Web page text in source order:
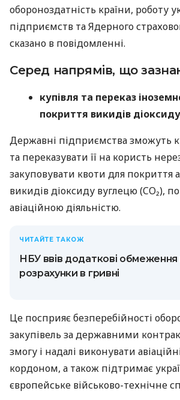
обороноздатність країни, роботу
підприємств та Ядерного
сказано в повідомленні.
Серед напрямів, що
купівля та переказ
покриття викидів
Державні підприємства зможуть
та переказувати її на користь
закуповувати квоти для покриття
викидів діоксиду вуглецю (CO₂),
авіаційною діяльністю.
ЧИТАЙТЕ ТАКОЖ
НБУ ввів додаткові обмеження
розрахунки в гривні
Це посприяє безперебійності
закупівель за державними
змогу і надалі виконувати
кордоном, а також підтримає
європейське військово-технічне